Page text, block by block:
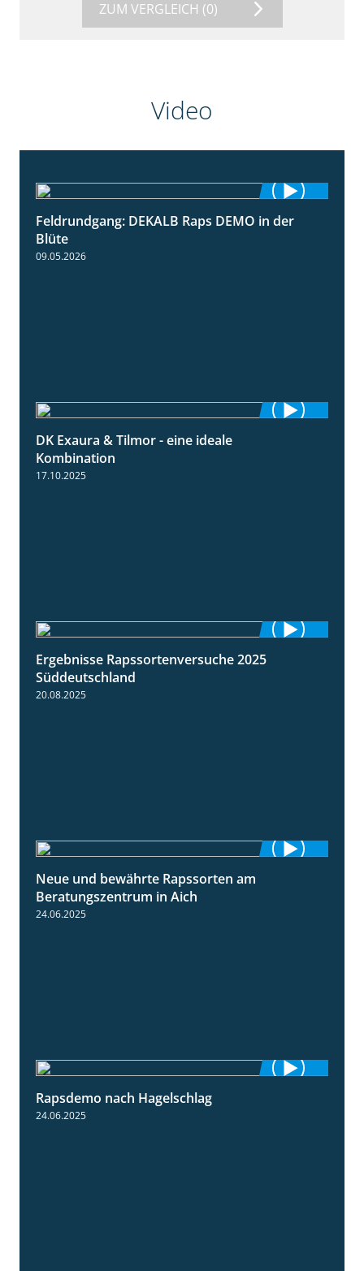
ZUM VERGLEICH (0)
Video
2:37
Feldrundgang: DEKALB Raps DEMO in der
Blüte
09.05.2026
DK Exaura & Tilmor - eine ideale
Kombination
17.10.2025
Ergebnisse Rapssortenversuche 2025
Süddeutschland
20.08.2025
Neue und bewährte Rapssorten am
Beratungszentrum in Aich
24.06.2025
Rapsdemo nach Hagelschlag
24.06.2025